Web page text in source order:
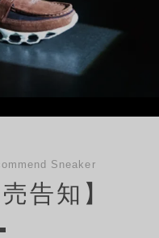
Sneaker
告知】